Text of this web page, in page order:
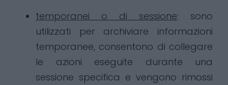
temporanei o di sessione: sono
utilizzati per archiviare informazioni
temporanee, consentono di collegare
le azioni eseguite durante una
sessione specifica e vengono rimossi